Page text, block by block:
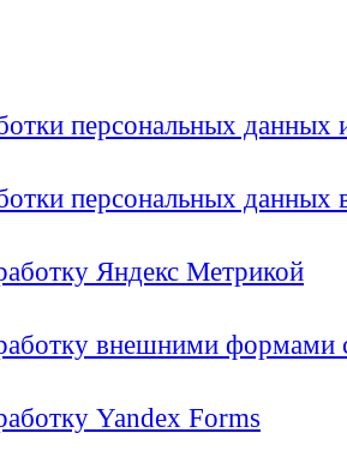
персональных
персональных
Яндекс Метрикой
внешними формами
Yandex Forms